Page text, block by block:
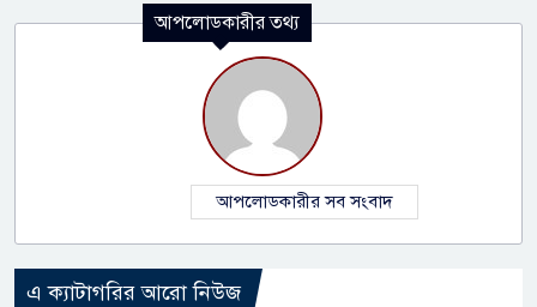
আপলোডকারীর তথ্য
আপলোডকারীর সব সংবাদ
এ ক্যাটাগরির আরো নিউজ